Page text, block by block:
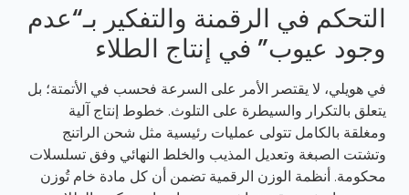
التحكم في الرقمنة والتفكير بـ“عدم
وجود عيوب” في إنتاج الطلاء
في هويلي، لا يقتصر الأمر على السرعة فحسب في الأتمتة؛ بل
يتعلق بالتكرار والسيطرة على التلوث. خطوط إنتاج آلية
ومغلقة بالكامل تتولى عمليات رئيسية مثل شحن الراتنج
وتشتت الصبغة وتعديل المذيب والخلط النهائي وفق تسلسلات
محكومة. أنظمة الوزن الرقمية تضمن أن كل مادة خام تُوزن